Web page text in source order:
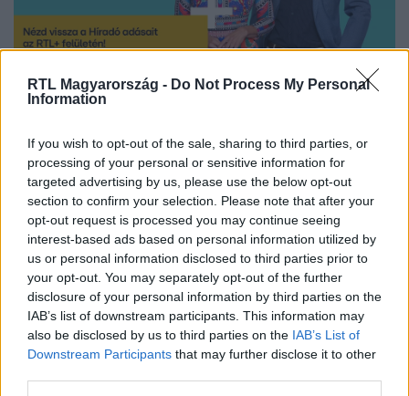
RTL Magyarország - Do Not Process My Personal
Information
If you wish to opt-out of the sale, sharing to third parties, or
processing of your personal or sensitive information for
targeted advertising by us, please use the below opt-out
section to confirm your selection. Please note that after your
opt-out request is processed you may continue seeing
interest-based ads based on personal information utilized by
us or personal information disclosed to third parties prior to
your opt-out. You may separately opt-out of the further
disclosure of your personal information by third parties on the
IAB’s list of downstream participants. This information may
also be disclosed by us to third parties on the IAB’s List of
Downstream Participants that may further disclose it to other
Nézd vissza a Híradó adásait az RTL+ felületén!
Itt állítsd be, hogy az RTL.hu az elsők között
legyen a Google-találatokban!